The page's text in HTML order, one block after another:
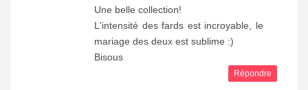
Une belle collection!
L'intensité des fards est incroyable, le
mariage des deux est sublime :)
Bisous
Répondre